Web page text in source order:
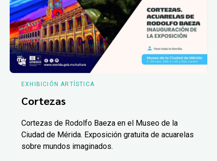
EXHIBICIÓN ARTÍSTICA
Cortezas
Cortezas de Rodolfo Baeza en el Museo de la
Ciudad de Mérida. Exposición gratuita de acuarelas
sobre mundos imaginados.